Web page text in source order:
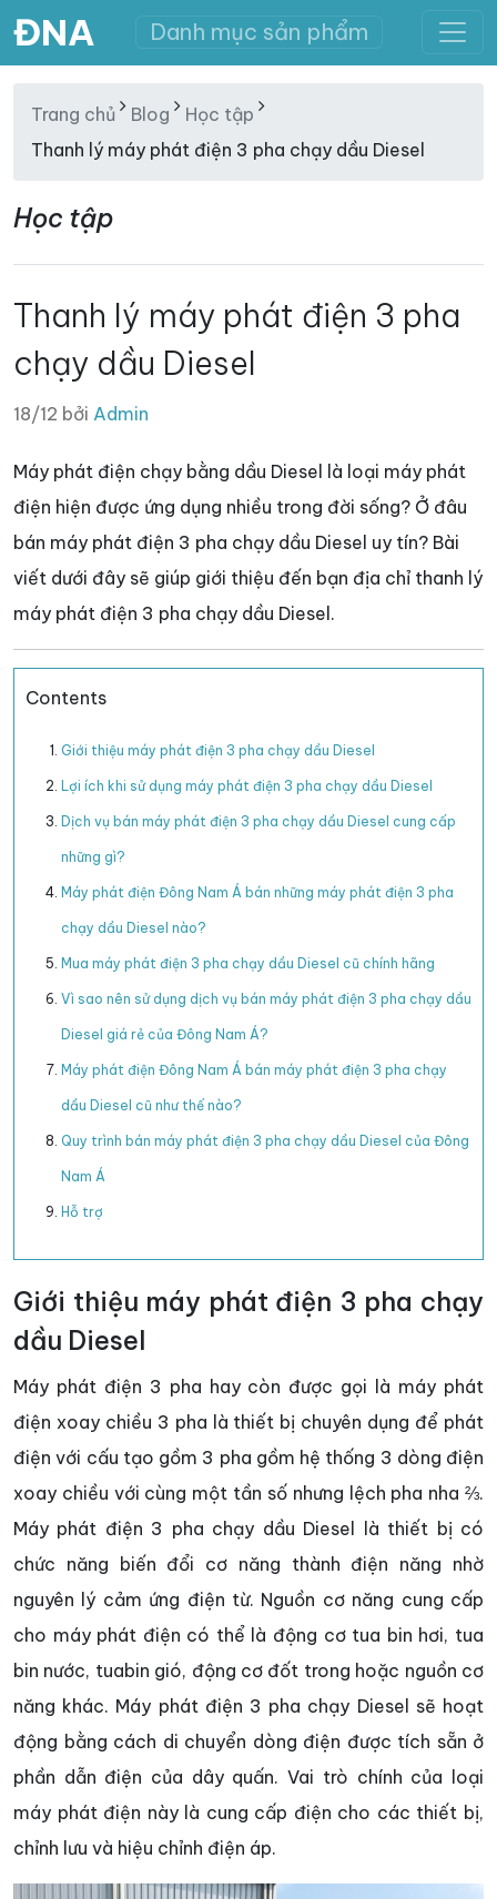
ĐNA Danh mục sản phẩm
Trang chủ Blog
Học tập
Thanh lý máy phát điện 3 pha chạy dầu Diesel
Học tập
Thanh lý máy phát điện 3 pha
chạy dầu Diesel
18/12 bởi Admin
Máy phát điện chạy bằng dầu Diesel là loại máy phát
điện hiện được ứng dụng nhiều trong đời sống? Ở đâu
bán máy phát điện 3 pha chạy dầu Diesel uy tín? Bài
viết dưới đây sẽ giúp giới thiệu đến bạn địa chỉ thanh lý
máy phát điện 3 pha chạy dầu Diesel.
Contents
Giới thiệu máy phát điện 3 pha chạy dầu Diesel
Lợi ích khi sử dụng máy phát điện 3 pha chạy dầu Diesel
Dịch vụ bán máy phát điện 3 pha chạy dầu Diesel cung cấp
những gì?
Máy phát điện Đông Nam Á bán những máy phát điện 3 pha
chạy dầu Diesel nào?
Mua máy phát điện 3 pha chạy dầu Diesel cũ chính hãng
Vì sao nên sử dụng dịch vụ bán máy phát điện 3 pha chạy dầu
Diesel giá rẻ của Đông Nam Á?
Máy phát điện Đông Nam Á bán máy phát điện 3 pha chạy
dầu Diesel cũ như thế nào?
Quy trình bán máy phát điện 3 pha chạy dầu Diesel của Đông
Nam Á
Hỗ trợ
Giới thiệu máy phát điện 3 pha chạy
dầu Diesel
Máy phát điện 3 pha hay còn được gọi là máy phát
điện xoay chiều 3 pha là thiết bị chuyên dụng để phát
điện với cấu tạo gồm 3 pha gồm hệ thống 3 dòng điện
xoay chiều với cùng một tần số nhưng lệch pha nha ⅔.
Máy phát điện 3 pha chạy dầu Diesel là thiết bị có
chức năng biến đổi cơ năng thành điện năng nhờ
nguyên lý cảm ứng điện từ. Nguồn cơ năng cung cấp
cho máy phát điện có thể là động cơ tua bin hơi, tua
bin nước, tuabin gió, động cơ đốt trong hoặc nguồn cơ
năng khác. Máy phát điện 3 pha chạy Diesel sẽ hoạt
động bằng cách di chuyển dòng điện được tích sẵn ở
phần dẫn điện của dây quấn. Vai trò chính của loại
máy phát điện này là cung cấp điện cho các thiết bị,
chỉnh lưu và hiệu chỉnh điện áp.